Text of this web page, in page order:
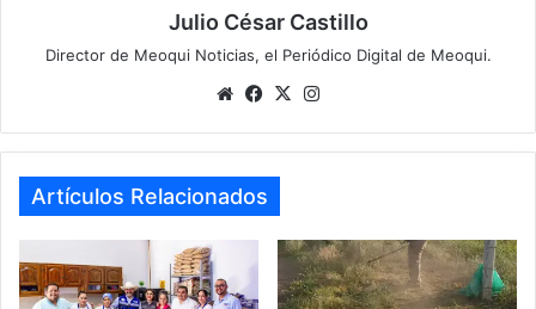
Julio César Castillo
Director de Meoqui Noticias, el Periódico Digital de Meoqui.
We
te
Fa
bo
ok
X
ra
Artículos Relacionados